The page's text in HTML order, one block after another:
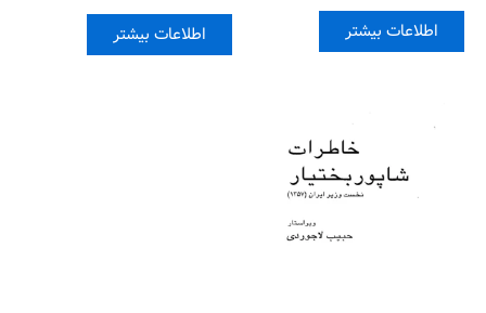
اطلاعات بیشتر اطلاعات بیشتر